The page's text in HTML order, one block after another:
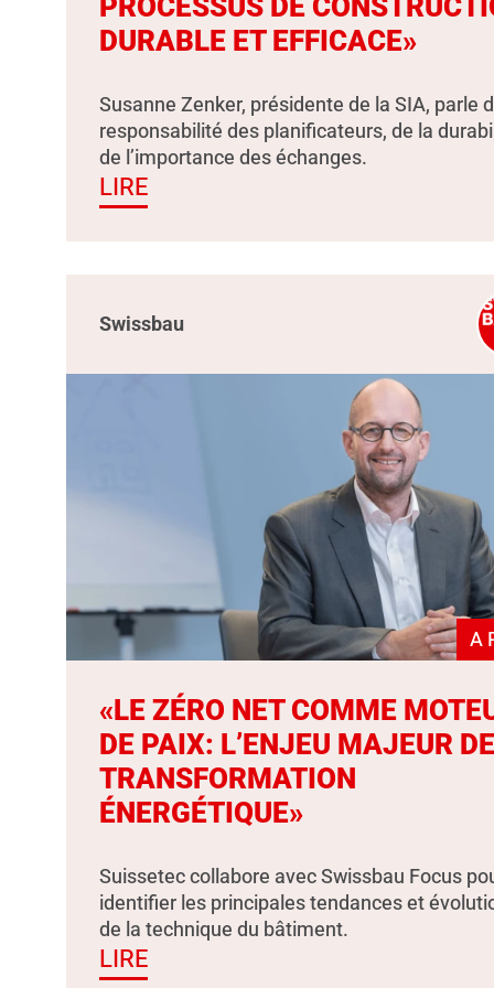
PROCESSUS DE
DURABLE ET EFFICACE»
Susanne Zenker, présidente de la SIA, parle
responsabilité des planificateurs, de la
de l’importance des échanges.
LIRE
Swissbau
A
«LE ZÉRO NET COMME
DE PAIX: L’ENJEU MAJEUR
TRANSFORMATION
ÉNERGÉTIQUE»
Suissetec collabore avec Swissbau Focus
identifier les principales tendances et
de la technique du bâtiment.
LIRE